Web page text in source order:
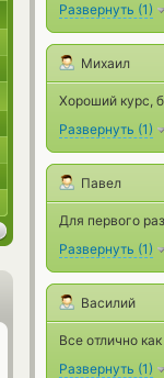
Развернуть (1)
Михаил
Хороший курс,
Развернуть (1)
Павел
Для первого
Развернуть (1)
Василий
Все отлично
Развернуть (1)